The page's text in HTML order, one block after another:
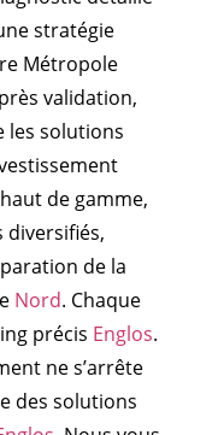
stratégie
Métropole
validation,
solutions
de gamme,
diversifiés,
de la
Nord. Chaque
précis Englos.
ne s’arrête
des solutions